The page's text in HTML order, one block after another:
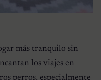
más tranquilo sin
los viajes en
perros, especialmente